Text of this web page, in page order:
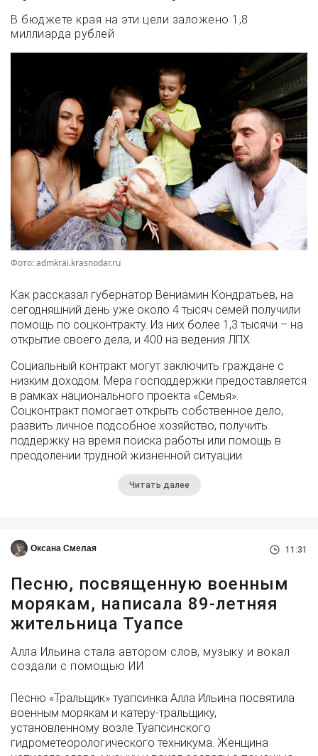
В бюджете края на эти цели заложено 1,8
миллиарда рублей
Фото: admkrai.krasnodar.ru
Как рассказал губернатор Вениамин Кондратьев, на
сегодняшний день уже около 4 тысяч семей получили
помощь по соцконтракту. Из них более 1,3 тысячи – на
открытие своего дела, и 400 на ведения ЛПХ.
Социальный контракт могут заключить граждане с
низким доходом. Мера господдержки предоставляется
в рамках национального проекта «Семья».
Соцконтракт помогает открыть собственное дело,
развить личное подсобное хозяйство, получить
поддержку на время поиска работы или помощь в
преодолении трудной жизненной ситуации.
Читать далее
Оксана Смелая 11:31
Песню, посвященную военным
морякам, написала 89-летняя
жительница Туапсе
Алла Ильина стала автором слов, музыку и вокал
создали с помощью ИИ
Песню «Тральщик» туапсинка Алла Ильина посвятила
военным морякам и катеру-тральщику,
установленному возле Туапсинского
гидрометеорологического техникума. Женщина